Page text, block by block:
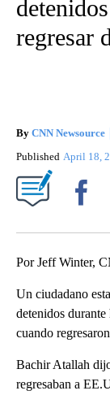
regresar
By CNN Newsource
Published April 18,
Por Jeff Winter,
Un ciudadano
detenidos
cuando
Bachir Atallah
regresaban a